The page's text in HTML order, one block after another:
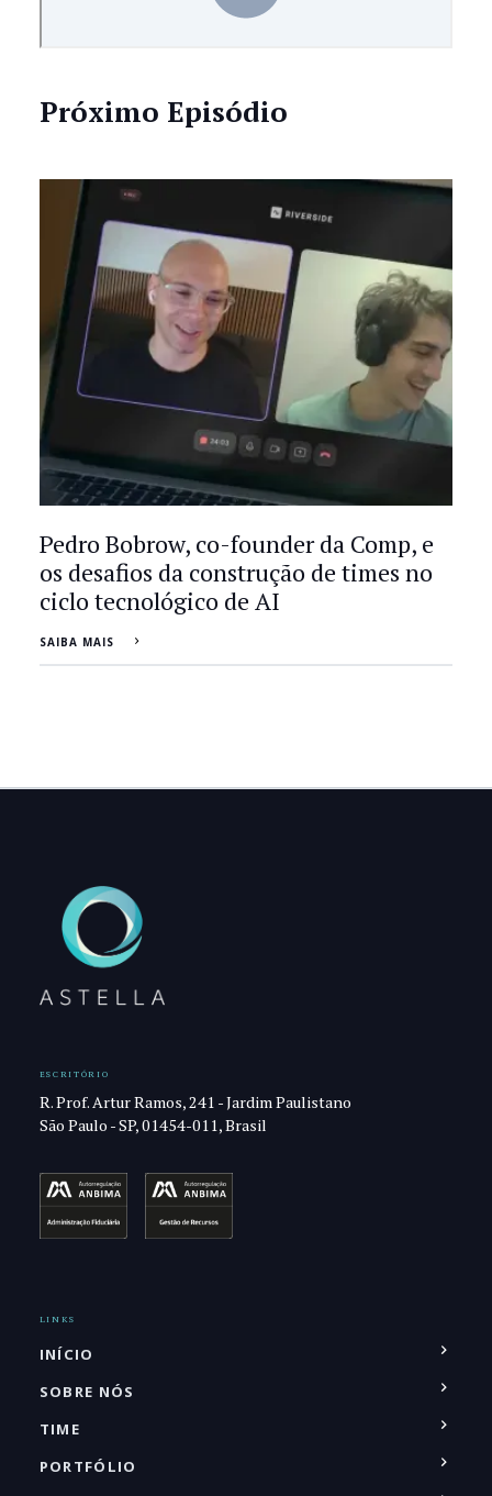
Próximo Episódio
Pedro Bobrow, co-founder da Comp, e
os desafios da construção de times no
ciclo tecnológico de AI
SAIBA MAIS
ESCRITÓRIO
R. Prof. Artur Ramos, 241 - Jardim Paulistano
São Paulo - SP, 01454-011, Brasil
LINKS
INÍCIO
SOBRE NÓS
TIME
PORTFÓLIO